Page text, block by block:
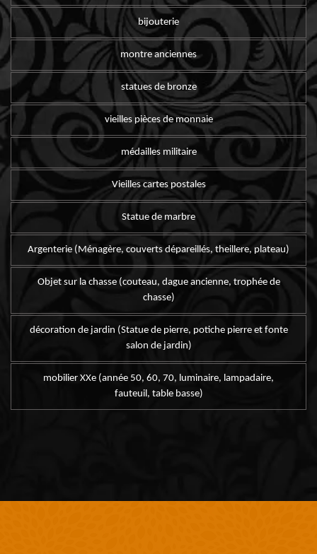
bijouterie
montre anciennes
statues de bronze
vieilles pièces de monnaie
médailles militaire
Vieilles cartes postales
Statue de marbre
Argenterie (Ménagère, couverts dépareillés, theillere, plateau)
Objet sur la chasse (couteau, dague ancienne, trophée de
chasse)
décoration de jardin (Statue de pierre, potiche pierre et fonte
salon de jardin)
mobilier XXe (année 50, 60, 70, luminaire, lampadaire,
fauteuil, table basse)